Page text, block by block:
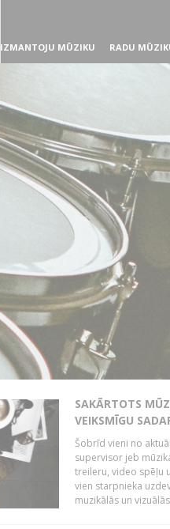
IZMANTOJU MŪZIKU RADU
SAKĀRTOTS
VEIKSMĪGU
Šobrīd vieni no
supervisor jeb
treileru, video spēļu
vien starpnieka
muzikālās un